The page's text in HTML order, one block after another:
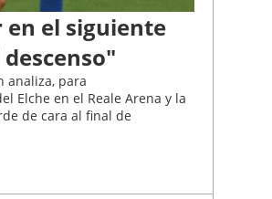
en el siguiente
analiza, para
Elche en el Reale Arena y la
de cara al final de